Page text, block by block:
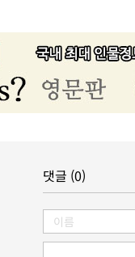
댓글 (0)